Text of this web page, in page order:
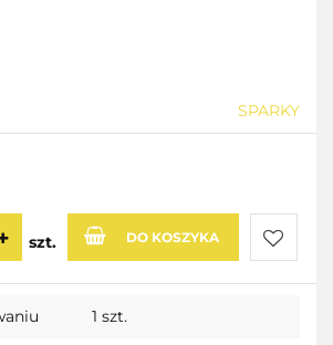
SPARKY
szt. DO KOSZYKA
Do
1 szt.